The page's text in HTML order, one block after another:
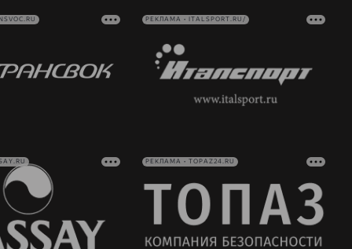
РЕКЛАМА • ITALSPORT.RU/
РЕКЛАМА • TOPAZ24.RU